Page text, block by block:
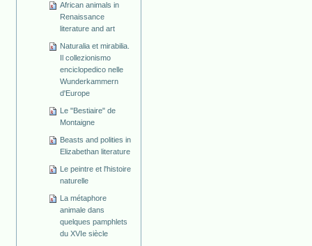
African animals in
Renaissance
literature and art
Naturalia et mirabilia.
Il collezionismo
enciclopedico nelle
Wunderkammern
d'Europe
Le "Bestiaire" de
Montaigne
Beasts and polities in
Elizabethan literature
Le peintre et l'histoire
naturelle
La métaphore
animale dans
quelques pamphlets
du XVIe siècle